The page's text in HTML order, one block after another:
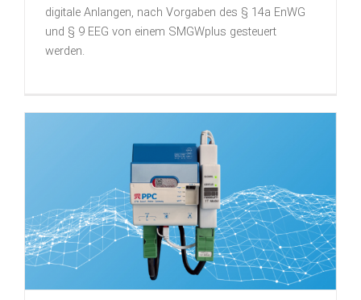
digitale Anlangen, nach Vorgaben des § 14a EnWG
und § 9 EEG von einem SMGWplus gesteuert
werden.